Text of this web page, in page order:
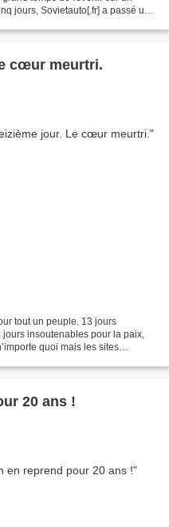
jours, Sovietauto[.fr] a passé un
cœur meurtri.
tout un peuple. 13 jours
insoutenables pour la paix,
quoi mais les sites
20 ans !